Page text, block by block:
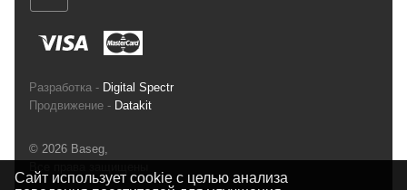
Тел./факс (342) 2101242
Разработка - Digital Spectr
Продвижение - Datakit
© 2026 Baseg,
Сайт использует cookie с целью анализа